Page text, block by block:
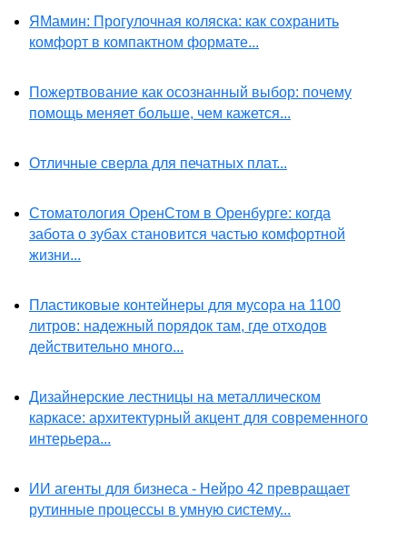
ЯМамин: Прогулочная коляска: как сохранить
комфорт в компактном формате...
Пожертвование как осознанный выбор: почему
помощь меняет больше, чем кажется...
Отличные сверла для печатных плат...
Стоматология ОренСтом в Оренбурге: когда
забота о зубах становится частью комфортной
жизни...
Пластиковые контейнеры для мусора на 1100
литров: надежный порядок там, где отходов
действительно много...
Дизайнерские лестницы на металлическом
каркасе: архитектурный акцент для современного
интерьера...
ИИ агенты для бизнеса - Нейро 42 превращает
рутинные процессы в умную систему...